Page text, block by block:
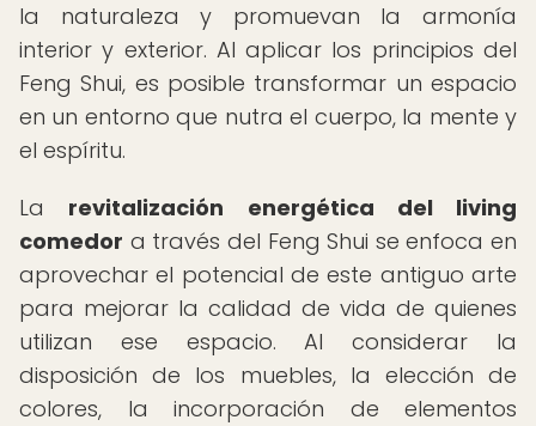
la naturaleza y promuevan la armonía
interior y exterior. Al aplicar los principios del
Feng Shui, es posible transformar un espacio
en un entorno que nutra el cuerpo, la mente y
el espíritu.
La revitalización energética del living
comedor a través del Feng Shui se enfoca en
aprovechar el potencial de este antiguo arte
para mejorar la calidad de vida de quienes
utilizan ese espacio. Al considerar la
disposición de los muebles, la elección de
colores, la incorporación de elementos